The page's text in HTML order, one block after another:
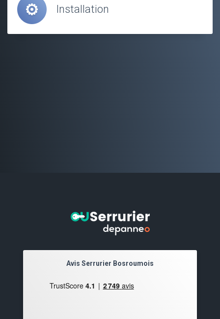
Installation
Avis Serrurier Bosroumois